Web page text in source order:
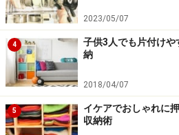
く、手前から奥に並べるように
すると、違う用途の物が横に並
一目でわかりやすいです。
また、横1列に同じ種類の物を
なときに、手前の物をよけない
からです。
2023/05/07
4
子供3人でも片付けや
納
2018/04/07
5
イケアでおしゃれに
収納術